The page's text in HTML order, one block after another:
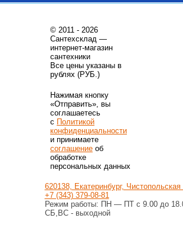
© 2011 - 2026
Сантехсклад —
интернет-магазин
сантехники
Все цены указаны в
рублях (РУБ.)
Нажимая кнопку
«Отправить», вы
соглашаетесь
с Политикой
конфиденциальности
и принимаете
соглашениеоб
обработке
персональных данных
620138, Екатеринбург,
+7 (343) 379-08-81
Режим работы: ПН — ПТ с 9.00 до
СБ,ВС - выходной